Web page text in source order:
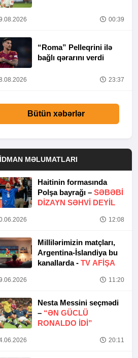
00:39
“Roma” Pelleqrini ilə
bağlı qərarını verdi
23:37
Bütün xəbərlər
İDMAN MƏLUMATLARI
Haitinin formasında
Polşa bayrağı – SƏBƏBI
DIZAYN SƏHVI DEYIL
12:08
Millilərimizin matçları,
Argentina-İslandiya bu
kanallarda - TV AFİŞA
11:20
Nesta Messini seçmədi
– “ƏN GÜCLÜ
RONALDO IDI”
20:11